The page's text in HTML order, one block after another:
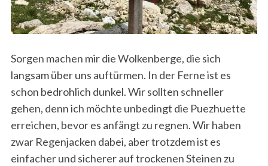
Sorgen machen mir die Wolkenberge, die sich
langsam über uns auftürmen. In der Ferne ist es
schon bedrohlich dunkel. Wir sollten schneller
gehen, denn ich möchte unbedingt die Puezhuette
erreichen, bevor es anfängt zu regnen. Wir haben
zwar Regenjacken dabei, aber trotzdem ist es
einfacher und sicherer auf trockenen Steinen zu